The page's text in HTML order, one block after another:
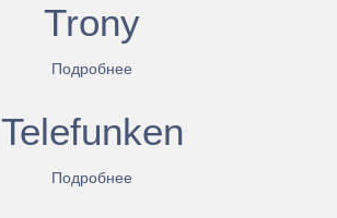
Trony
Подробнее
Telefunken
Подробнее